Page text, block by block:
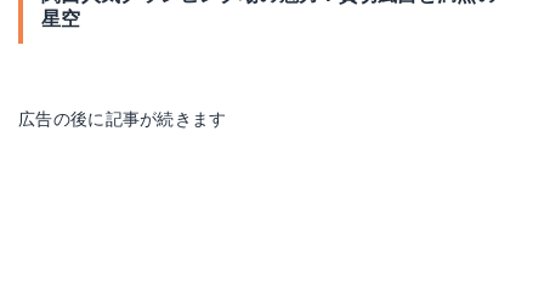
星空
広告の後に記事が続きます